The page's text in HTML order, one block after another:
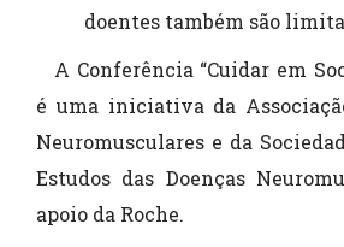
doentes também são
A Conferência “Cuidar em
é uma iniciativa da
Neuromusculares e da
Estudos das Doenças
apoio da Roche.